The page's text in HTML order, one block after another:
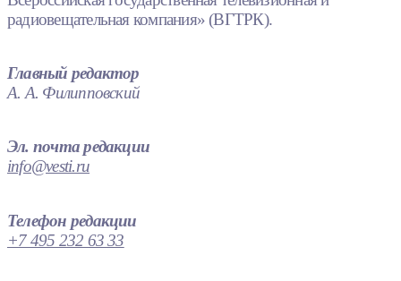
радиовещательная компания» (ВГТРК).
Главный редактор
А. А. Филипповский
Эл. почта редакции
info@vesti.ru
Телефон редакции
+7 495 232 63 33